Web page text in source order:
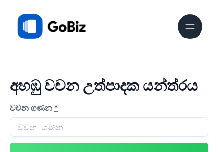
අහඹු වචන උත්පාදක යන්ත්රය
වචන ගණන *